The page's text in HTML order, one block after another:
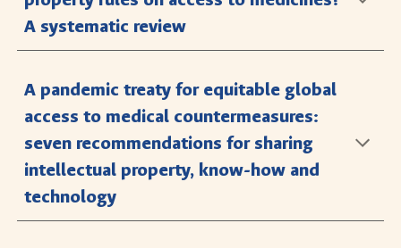
A systematic review
A pandemic treaty for equitable global
access to medical countermeasures:
seven recommendations for sharing
intellectual property, know-how and
technology